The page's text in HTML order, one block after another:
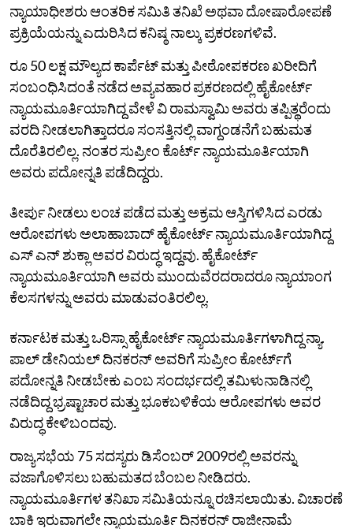
ನ್ಯಾಯಾಧೀಶರು ಆಂತರಿಕ ಸಮಿತಿ ತನಿಖೆ ಅಥವಾ ದೋಷಾರೋಪಣೆ
ಪ್ರಕ್ರಿಯೆಯನ್ನು ಎದುರಿಸಿದ ಕನಿಷ್ಠ ನಾಲ್ಕು ಪ್ರಕರಣಗಳಿವೆ.
ರೂ 50 ಲಕ್ಷ ಮೌಲ್ಯದ ಕಾರ್ಪೆಟ್ ಮತ್ತು ಪೀಠೋಪಕರಣ ಖರೀದಿಗೆ
ಸಂಬಂಧಿಸಿದಂತೆ ನಡೆದ ಅವ್ಯವಹಾರ ಪ್ರಕರಣದಲ್ಲಿ ಹೈಕೋರ್ಟ್
ನ್ಯಾಯಮೂರ್ತಿಯಾಗಿದ್ದ ವೇಳೆ ವಿ ರಾಮಸ್ವಾಮಿ ಅವರು ತಪ್ಪಿತ್ಥರೆಂದು
ವರದಿ ನೀಡಲಾಗಿತ್ತಾದರೂ ಸಂಸತ್ತಿನಲ್ಲಿ ವಾಗ್ದಂಡನೆಗೆ ಬಹುಮತ
ದೊರೆತಿರಲಿಲ್ಲ. ನಂತರ ಸುಪ್ರೀಂ ಕೊರ್ಟ್ ನ್ಯಾಯಮೂರ್ತಿಯಾಗಿ
ಅವರು ಪದೋನ್ನತಿ ಪಡೆದಿದ್ದರು.
ತೀರ್ಪು‌ ನೀಡಲು ಲಂಚ‌ ಪಡೆದ ಮತ್ತು ಅಕ್ರಮ ಆಸ್ತಿಗಳಿಸಿದ ಎರಡು
ಆರೋಪಗಳು ಅಲಾಹಾಬಾದ್ ಹೈಕೋರ್ಟ್ ನ್ಯಾಯಮೂರ್ತಿಯಾಗಿದ್ದ
ಎಸ್ ಎನ್ ಶುಕ್ಲಾ ಅವರ ವಿರುದ್ಧ ಇದ್ದವು. ಹೈಕೋರ್ಟ್
ನ್ಯಾಯಮೂರ್ತಿಯಾಗಿ ಅವರು ಮುಂದುವೆರದರಾದರೂ ನ್ಯಾಯಾಂಗ
ಕೆಲಸಗಳನ್ನು ಅವರು ಮಾಡುವಂತಿರಲಿಲ್ಲ.
ಕರ್ನಾಟಕ‌‌ ಮತ್ತು ಒರಿಸ್ಸಾ ಹೈಕೋರ್ಟ್ ನ್ಯಾಯಮೂರ್ತಿಗಳಾಗಿದ್ದ ನ್ಯಾ‌.
ಪಾಲ್ ಡೇನಿಯಲ್‌ ದಿನಕರನ್ ಅವರಿಗೆ ಸುಪ್ರೀಂ ಕೋರ್ಟ್‌ಗೆ
ಪದೋನ್ನತಿ ನೀಡಬೇಕು ಎಂಬ‌ ಸಂದರ್ಭದಲ್ಲಿ ತಮಿಳುನಾಡಿನಲ್ಲಿ
ನಡೆದಿದ್ದ ಭ್ರಷ್ಟಾಚಾರ ಮತ್ತು ಭೂಕಬಳಿಕೆಯ ಆರೋಪಗಳು ಅವರ
ವಿರುದ್ಧ ಕೇಳಿಬಂದವು.
ರಾಜ್ಯಸಭೆಯ 75 ಸದಸ್ಯರು ಡಿಸೆಂಬರ್ 2009ರಲ್ಲಿ ಅವರನ್ನು
ವಜಾಗೊಳಿಸಲು ಬಹುಮತ‌ದ ಬೆಂಬಲ ನೀಡಿದರು.
ನ್ಯಾಯಮೂರ್ತಿಗಳ ತನಿಖಾ ಸಮಿತಿಯನ್ನೂ ರಚಿಸಲಾಯಿತು. ವಿಚಾರಣೆ
ಬಾಕಿ ಇರುವಾಗಲೇ ನ್ಯಾಯಮೂರ್ತಿ ದಿನಕರನ್ ರಾಜೀನಾಮೆ